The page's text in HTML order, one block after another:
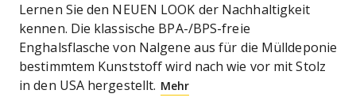
Lernen Sie den NEUEN LOOK der Nachhaltigkeit
kennen. Die klassische BPA-/BPS-freie
Enghalsflasche von Nalgene aus für die Mülldeponie
bestimmtem Kunststoff wird nach wie vor mit Stolz
in den USA hergestellt. Mehr